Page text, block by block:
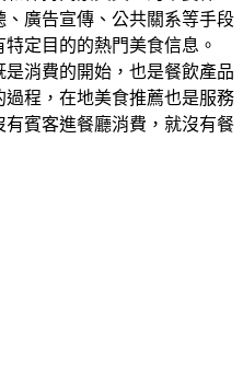
廣告宣傳、公共關系等手段
定目的的熱門美食信息。
消費的開始，也是餐飲產品
程，在地美食推薦也是服務
賓客進餐廳消費，就沒有餐